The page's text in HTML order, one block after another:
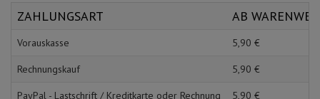
Ärmelschoner
Unterlagen und
ZAHLUNGSART AB
Vorauskasse 5,90 €
Rechnungskauf 5,90 €
PayPal - Lastschrift / Kreditkarte oder Rechnung 5,90 €